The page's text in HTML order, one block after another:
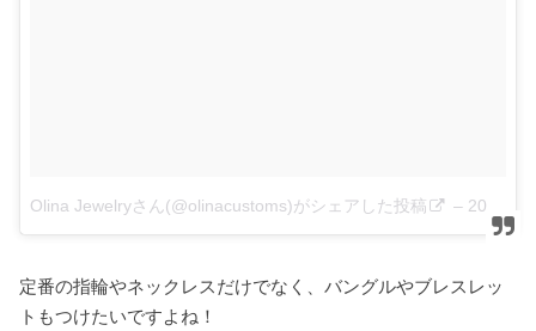
Olina Jewelryさん(@olinacustoms)がシェアした投稿 – 2018年 5月月7日午後5時45分PDT
定番の指輪やネックレスだけでなく、バングルやブレスレッ
トもつけたいですよね！